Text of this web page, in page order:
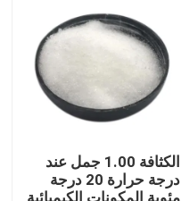
الكثافة 1.00 جمل عند
درجة حرارة 20 درجة